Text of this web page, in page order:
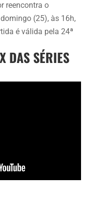
reencontra o
(25), às 16h,
é válida pela 24ª
DAS SÉRIES